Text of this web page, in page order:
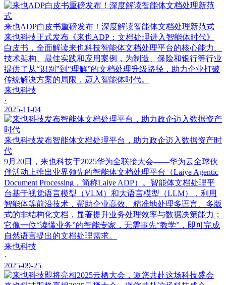
来也ADP白皮书重磅发布！深度解读智能体文档处理新范式
来也科技正式发布《来也ADP：文档处理进入智能体时代》
白皮书，全面解读来也科技智能体文档处理平台的核心能力、
技术架构、最佳实践和应用案例，为制造、保险和银行等行业
提供了从“识别”到“理解”的文档处理升级路径，助力企业打破
传统解决方案的局限，迈入智能体时代。
来也科技
·
2025-11-04
来也科技发布智能体文档处理平台，助力政企迈入数据资产时
代
9月20日，来也科技于2025华为全联接大会——华为云全球伙
伴活动上推出业界领先的智能体文档处理平台（Laiye Agentic
Document Processing，简称Laiye ADP）。智能体文档处理平
台基于视觉语言模型（VLM）和大语言模型（LLM），利用
智能体等前沿技术，帮助企业高效、精准地处理多语言、多版
式的非结构化文档，显著提升业务处理效率与数据决策能力；
它像一位“读懂业务”的智能专家，无需事先“教学”，即可完成
自然语言提出的文档处理需求。
来也科技
·
2025-09-25